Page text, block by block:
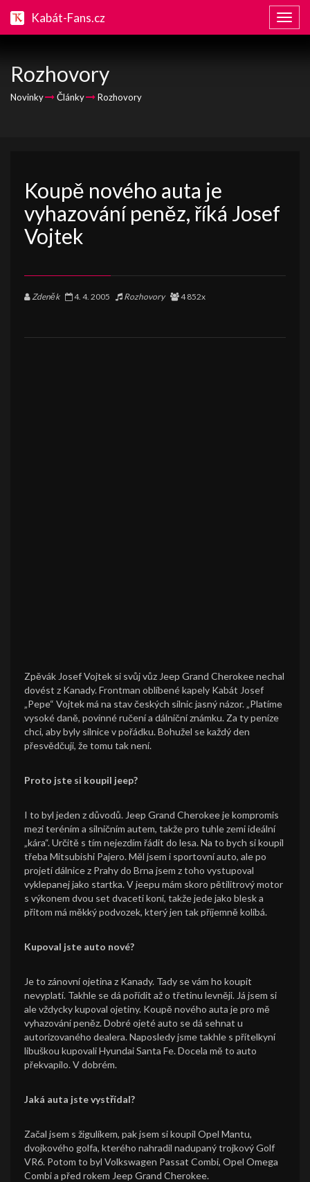
Kabát-Fans.cz
Rozhovory
Novinky Články Rozhovory
Koupě nového auta je
vyhazování peněz, říká Josef
Vojtek
Zdeněk 4. 4. 2005 Rozhovory 4 852x
Zpěvák Josef Vojtek si svůj vůz Jeep Grand Cherokee nechal
dovést z Kanady. Frontman oblíbené kapely Kabát Josef
„Pepe“ Vojtek má na stav českých silnic jasný názor. „Platíme
vysoké daně, povinné ručení a dálniční známku. Za ty peníze
chci, aby byly silnice v pořádku. Bohužel se každý den
přesvědčuji, že tomu tak není.
Proto jste si koupil jeep?
I to byl jeden z důvodů. Jeep Grand Cherokee je kompromis
mezi teréním a silničním autem, takže pro tuhle zemi ideální
„kára“. Určitě s tím nejezdím řádit do lesa. Na to bych si koupil
třeba Mitsubishi Pajero. Měl jsem i sportovní auto, ale po
projetí dálnice z Prahy do Brna jsem z toho vystupoval
vyklepanej jako startka. V jeepu mám skoro pětilitrový motor
s výkonem dvou set dvaceti koní, takže jede jako blesk a
přitom má měkký podvozek, který jen tak příjemně kolíbá.
Kupoval jste auto nové?
Je to zánovní ojetina z Kanady. Tady se vám ho koupit
nevyplatí. Takhle se dá pořídit až o třetinu levněji. Já jsem si
ale vždycky kupoval ojetiny. Koupě nového auta je pro mě
vyhazování peněz. Dobré ojeté auto se dá sehnat u
autorizovaného dealera. Naposledy jsme takhle s přítelkyní
libuškou kupovali Hyundai Santa Fe. Docela mě to auto
překvapilo. V dobrém.
Jaká auta jste vystřídal?
Začal jsem s žigulíkem, pak jsem si koupil Opel Mantu,
dvojkového golfa, kterého nahradil nadupaný trojkový Golf
VR6. Potom to byl Volkswagen Passat Combi, Opel Omega
Combi a před rokem Jeep Grand Cherokee.